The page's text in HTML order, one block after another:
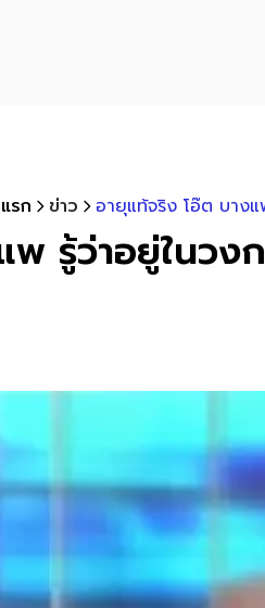
รก ข่าว อายุแท้จริง โอ๊ต บาง
รู้ว่าอยู่ในวง